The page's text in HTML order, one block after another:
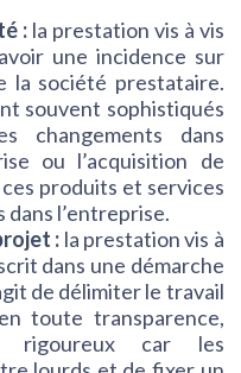
: la prestation vis à vis
une incidence sur
la société prestataire.
souvent sophistiqués
changements dans
ou l’acquisition de
produits et services
dans l’entreprise.
: la prestation vis à
dans une démarche
de délimiter le travail
toute transparence,
rigoureux car les